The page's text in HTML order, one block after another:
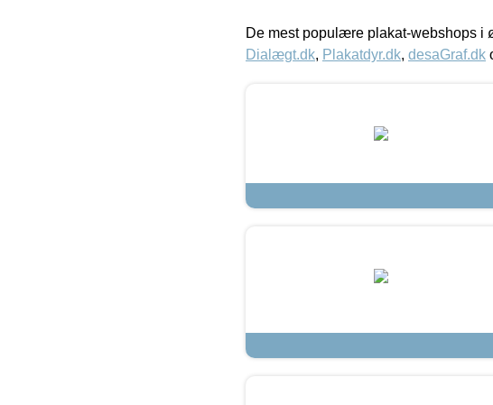
De mest populære plakat-webshops i
Dialægt.dk, Plakatdyr.dk, desaGraf.dk